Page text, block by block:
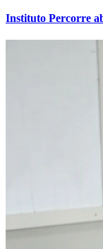
Instituto Percorre